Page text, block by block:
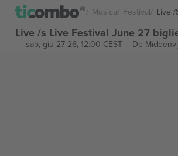
Musica Festival Live
Live /s Live Festival June 27
sab, giu 27 26, 12:00 CEST De